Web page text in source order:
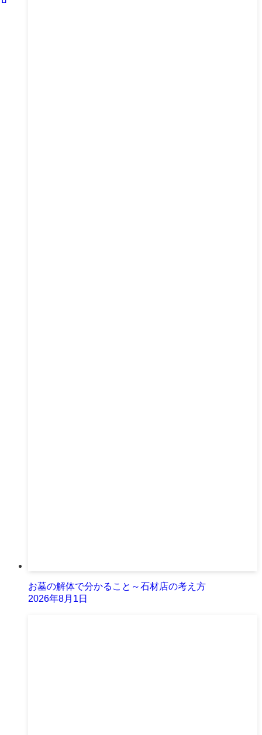
お墓の解体で分かること～石材店の考え方
2026年8月1日